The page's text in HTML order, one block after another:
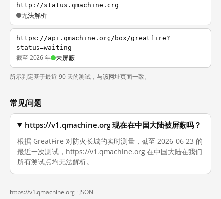
http://status.qmachine.org
无法解析
https://api.qmachine.org/box/greatfire?
status=waiting
截至 2026 年 未屏蔽
所示判定基于最近 90 天的测试，与该网址页面一致。
常见问题
https://v1.qmachine.org 现在在中国大陆被屏蔽吗？
根据 GreatFire 对防火长城的实时测量，截至 2026-06-23 的
最近一次测试，https://v1.qmachine.org 在中国大陆在我们
所有测试点均无法解析。
https://v1.qmachine.org · JSON